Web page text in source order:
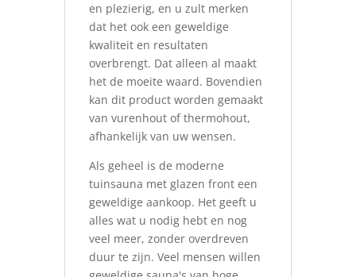
en plezierig, en u zult merken
dat het ook een geweldige
kwaliteit en resultaten
overbrengt. Dat alleen al maakt
het de moeite waard. Bovendien
kan dit product worden gemaakt
van vurenhout of thermohout,
afhankelijk van uw wensen.
Als geheel is de moderne
tuinsauna met glazen front een
geweldige aankoop. Het geeft u
alles wat u nodig hebt en nog
veel meer, zonder overdreven
duur te zijn. Veel mensen willen